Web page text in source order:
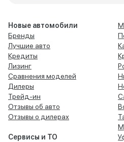
Новые автомобили
Бренды
Лучшие авто
Кредиты
Лизинг
Сравнения моделей
Дилеры
Трейд-ин
Отзывы об авто
Отзывы о дилерах
Сервисы и ТО